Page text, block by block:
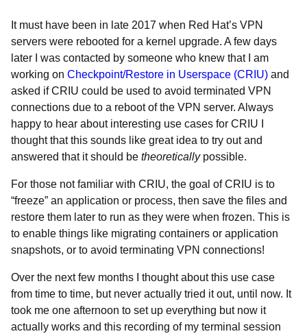
It must have been in late 2017 when Red Hat’s VPN
servers were rebooted for a kernel upgrade. A few days
later I was contacted by someone who knew that I am
working on Checkpoint/Restore in Userspace (CRIU) and
asked if CRIU could be used to avoid terminated VPN
connections due to a reboot of the VPN server. Always
happy to hear about interesting use cases for CRIU I
thought that this sounds like great idea to try out and
answered that it should be theoreticallypossible.
For those not familiar with CRIU, the goal of CRIU is to
“freeze” an application or process, then save the files and
restore them later to run as they were when frozen. This is
to enable things like migrating containers or application
snapshots, or to avoid terminating VPN connections!
Over the next few months I thought about this use case
from time to time, but never actually tried it out, until now. It
took me one afternoon to set up everything but now it
actually works and this recording of my terminal session